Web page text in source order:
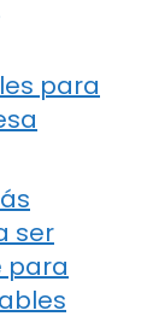
para
ser
para